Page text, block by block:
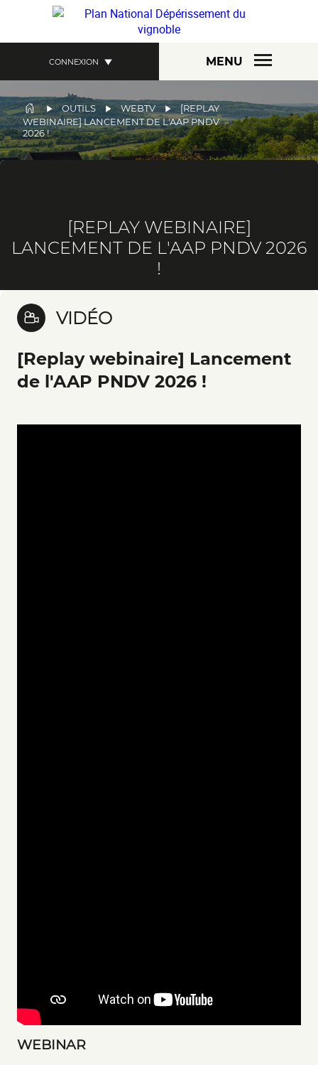
contenu
CONNEXION MENU
FIL
D'ARIANE
OUTILS WEBTV
[REPLAY
WEBINAIRE] LANCEMENT DE L'AAP PNDV
2026 !
[REPLAY WEBINAIRE]
LANCEMENT DE L'AAP PNDV 2026
!
VIDÉO
[Replay webinaire] Lancement
de l'AAP PNDV 2026 !
WEBINAR